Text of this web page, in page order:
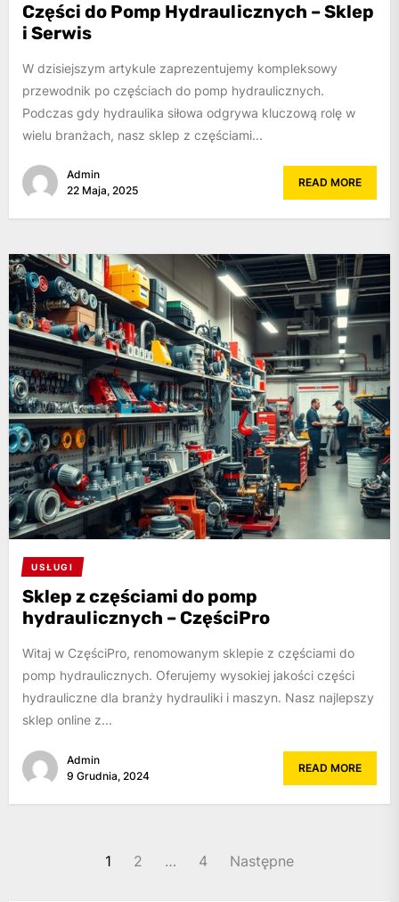
Części do Pomp Hydraulicznych – Sklep
i Serwis
W dzisiejszym artykule zaprezentujemy kompleksowy
przewodnik po częściach do pomp hydraulicznych.
Podczas gdy hydraulika siłowa odgrywa kluczową rolę w
wielu branżach, nasz sklep z częściami...
Admin
22 Maja, 2025
READ MORE
USŁUGI
Sklep z częściami do pomp
hydraulicznych – CzęściPro
Witaj w CzęściPro, renomowanym sklepie z częściami do
pomp hydraulicznych. Oferujemy wysokiej jakości części
hydrauliczne dla branży hydrauliki i maszyn. Nasz najlepszy
sklep online z...
Admin
9 Grudnia, 2024
READ MORE
Stronicowanie
1 2 … 4 Następne